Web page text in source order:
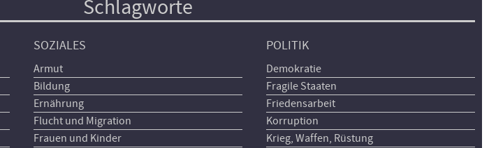
Schlagworte
SOZIALES
Armut
Bildung
Ernährung
Flucht und Migration
Frauen und Kinder
POLITIK
Demokratie
Fragile Staaten
Friedensarbeit
Korruption
Krieg, Waffen, Rüstung